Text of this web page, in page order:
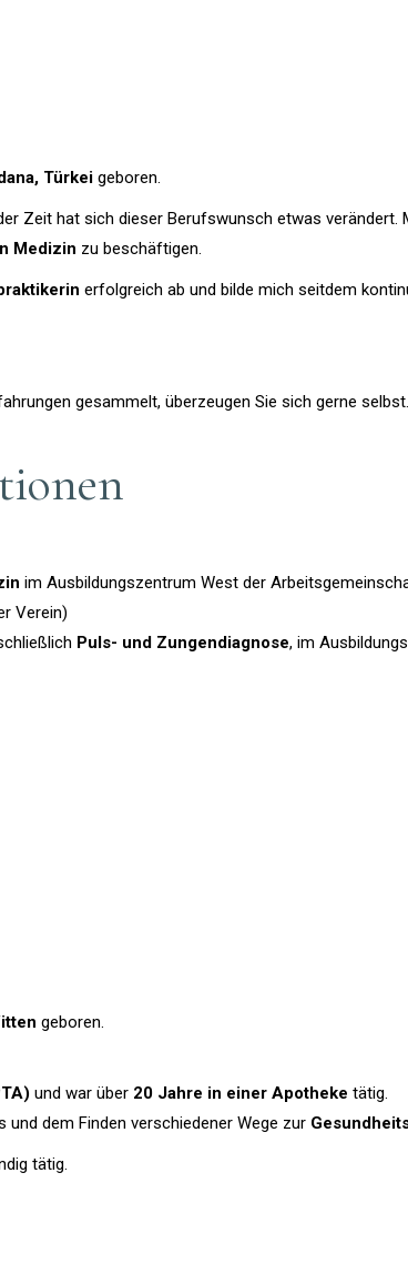
Türkei geboren.
Zeit hat sich dieser Berufswunsch etwas verändert.
Medizin zu beschäftigen.
erfolgreich ab und bilde mich seitdem
gesammelt, überzeugen Sie sich gerne selbst.
im Ausbildungszentrum West der
Verein)
Puls- und Zungendiagnose, im
geboren.
und war über 20 Jahre in einer Apotheke tätig.
dem Finden verschiedener Wege zur
tätig.